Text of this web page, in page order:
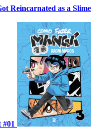
Reincarnated as a Slime
#01